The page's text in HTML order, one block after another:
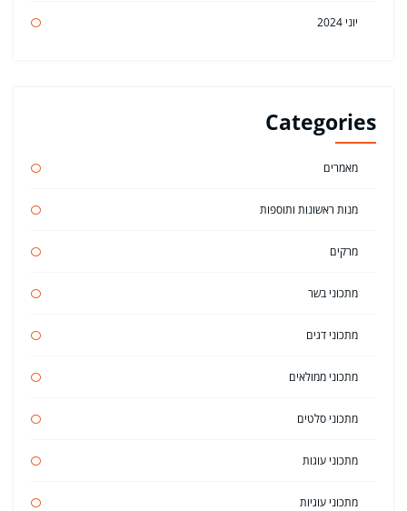
יוני 2024
Categories
מאמרים
מנות ראשונות ותוספות
מרקים
מתכוני בשר
מתכוני דגים
מתכוני ממולאים
מתכוני סלטים
מתכוני עוגות
מתכוני עוגיות